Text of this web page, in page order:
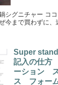
シグニチャー コ
今まで買わずに、
Super
記入の仕方
ーション
ス フォーム